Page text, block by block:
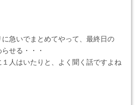
急いでまとめてやって、最終日の
せる・・・
人はいたりと、よく聞く話ですよね